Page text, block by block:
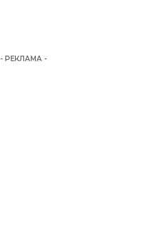
- РЕКЛАМА -